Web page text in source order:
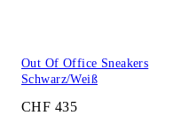
Out Of Office Sneakers
Schwarz/Weiß
CHF 435